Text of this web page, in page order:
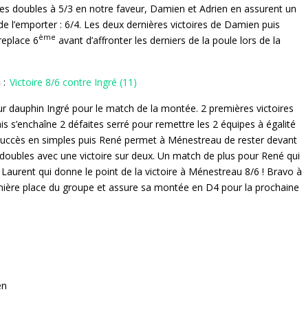
doubles à 5/3 en notre faveur, Damien et Adrien en assurent un
l’emporter : 6/4. Les deux dernières victoires de Damien puis
6ème avant d’affronter les derniers de la poule lors de la
: Victoire 8/6 contre Ingré (11)
dauphin Ingré pour le match de la montée. 2 premières victoires
2 défaites serré pour remettre les 2 équipes à égalité
en simples puis René permet à Ménestreau de rester devant
avec une victoire sur deux. Un match de plus pour René qui
qui donne le point de la victoire à Ménestreau 8/6 ! Bravo à
place du groupe et assure sa montée en D4 pour la prochaine